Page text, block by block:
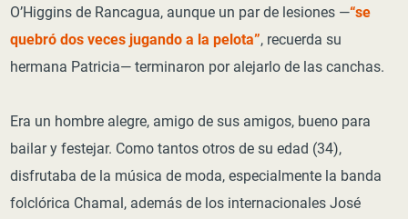
O’Higgins de Rancagua, aunque un par de lesiones —“se
quebró dos veces jugando a la pelota”, recuerda su
hermana Patricia— terminaron por alejarlo de las canchas.
Era un hombre alegre, amigo de sus amigos, bueno para
bailar y festejar. Como tantos otros de su edad (34),
disfrutaba de la música de moda, especialmente la banda
folclórica Chamal, además de los internacionales José